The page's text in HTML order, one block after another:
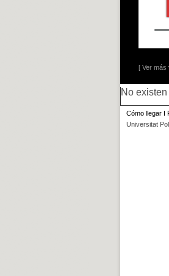
[ Ver más
No
Cómo llegar I
Universitat